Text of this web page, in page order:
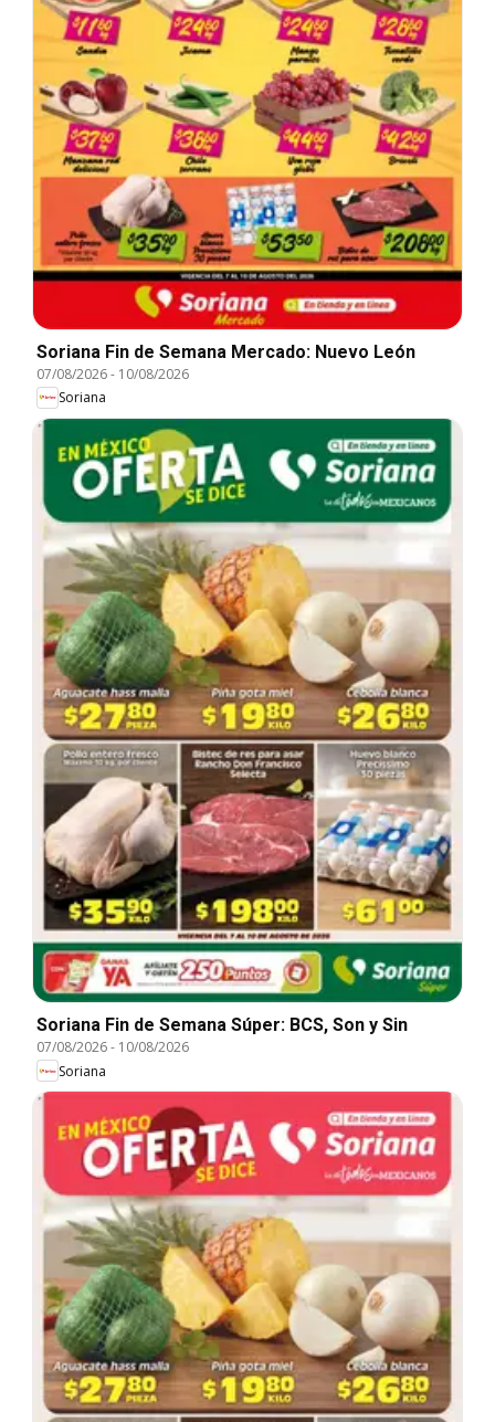
Soriana Fin de Semana Mercado: Nuevo León
07/08/2026- 10/08/2026
Soriana
Soriana Fin de Semana Súper: BCS, Son y Sin
07/08/2026- 10/08/2026
Soriana